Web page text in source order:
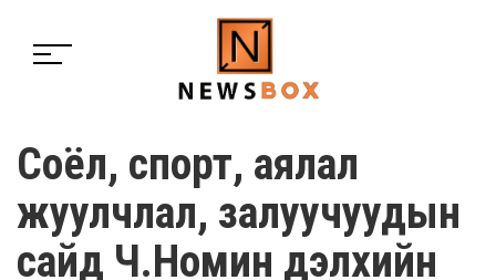
Соёл, спорт, аялал
жуулчлал, залуучуудын
сайд Ч.Номин дэлхийн